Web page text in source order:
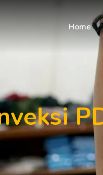
Home